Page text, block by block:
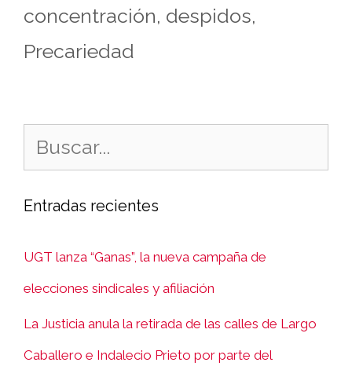
concentración, despidos,
Precariedad
Entradas recientes
UGT lanza “Ganas”, la nueva campaña de
elecciones sindicales y afiliación
La Justicia anula la retirada de las calles de Largo
Caballero e Indalecio Prieto por parte del